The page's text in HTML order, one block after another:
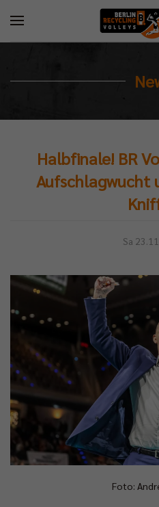
Halbfinale! BR
Aufschlagwucht
Sa
Foto: